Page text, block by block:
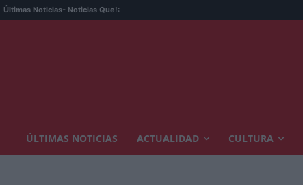
Últimas Noticias- Noticias Que!:
ÚLTIMAS NOTICIAS ACTUALIDAD CULTURA